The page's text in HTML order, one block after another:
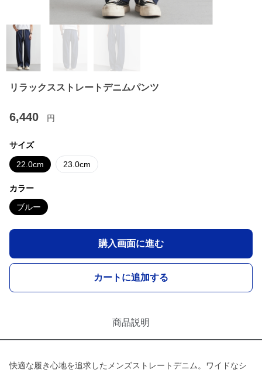
リラックスストレートデニムパンツ
6,440 円
サイズ
22.0cm 23.0cm
カラー
ブルー
購入画面に進む
カートに追加する
商品説明
快適な履き心地を追求したメンズストレートデニム。ワイドなシ